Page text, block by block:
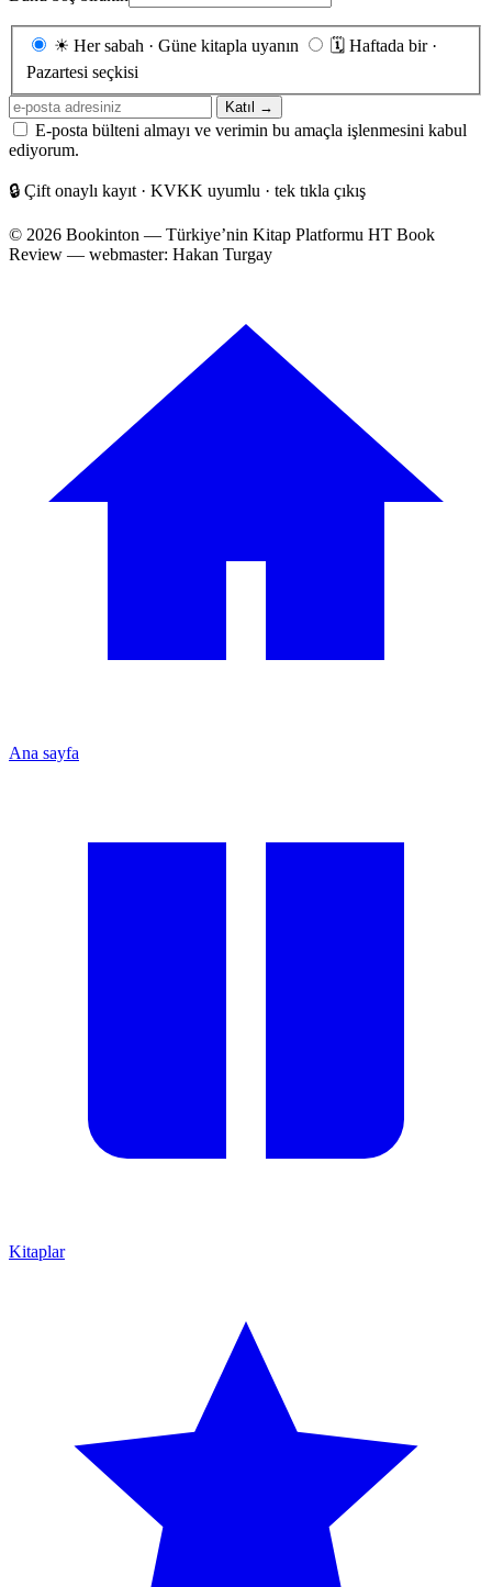
Gönderim
☀ Her sabah · Güne kitapla uyanın 🗓 Haftada bir ·
Pazartesi seçkisi
E-
posta
adresiniz
Katıl →
E-posta bülteni almayı ve verimin bu amaçla işlenmesini kabul
ediyorum.
🔒 Çift onaylı kayıt · KVKK uyumlu · tek tıkla çıkış
© 2026 Bookinton — Türkiye’nin Kitap Platformu HT Book
Review — webmaster: Hakan Turgay
Ana sayfa
Kitaplar